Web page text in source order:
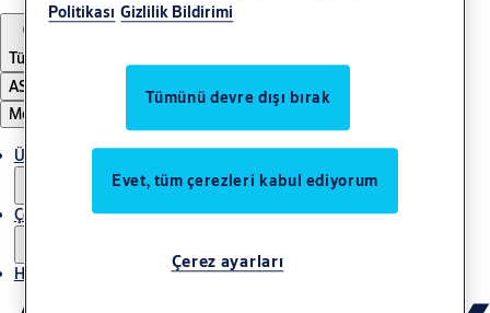
Türkiye
ASSA ABLOY Group
Menü
Ürünler
Çözümler
Haberler
Politikası Gizlilik Bildirimi
Tümünü devre dışı bırak
Evet, tüm çerezleri kabul ediyorum
Çerez ayarları